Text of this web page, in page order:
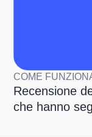
COME
Recensione
che hanno